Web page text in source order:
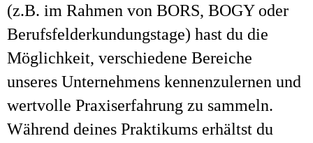
(z.B. im Rahmen von BORS, BOGY oder
Berufsfelderkundungstage) hast du die
Möglichkeit, verschiedene Bereiche
unseres Unternehmens kennenzulernen und
wertvolle Praxiserfahrung zu sammeln.
Während deines Praktikums erhältst du